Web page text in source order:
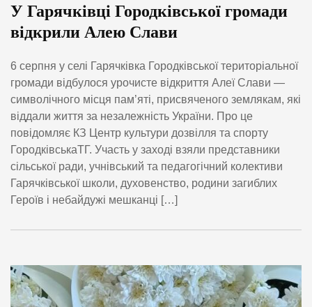
У Гарячківці Городківської громади
відкрили Алею Слави
6 серпня у селі Гарячківка Городківської територіальної
громади відбулося урочисте відкриття Алеї Слави —
символічного місця пам’яті, присвяченого землякам, які
віддали життя за незалежність України. Про це
повідомляє КЗ Центр культури дозвілля та спорту
ГородківськаТГ. Участь у заході взяли представники
сільської ради, учнівський та педагогічний колективи
Гарячківської школи, духовенство, родини загиблих
Героїв і небайдужі мешканці […]